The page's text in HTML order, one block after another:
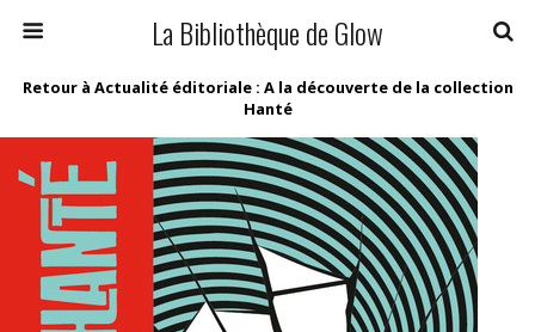
La Bibliothèque de Glow
Retour à Actualité éditoriale : A la découverte de la collection
Hanté